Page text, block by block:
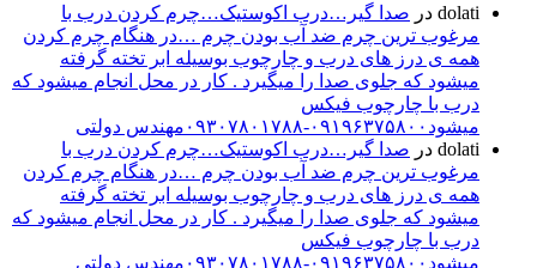
dolati در صدا گیر…درب اکوستیک…چرم کردن درب با
مرغوب ترین چرم ضد آب بودن چرم …در هنگام چرم کردن
همه ی درز های درب و چارچوب بوسیله ابر تخته گرفته
میشود که جلوی صدا را میگیرد . کار در محل انجام میشود که
درب با چارچوب فیکس
میشود۰۹۱۹۶۳۷۵۸۰۰-۰۹۳۰۷۸۰۱۷۸۸مهندس دولتی
dolati در صدا گیر…درب اکوستیک…چرم کردن درب با
مرغوب ترین چرم ضد آب بودن چرم …در هنگام چرم کردن
همه ی درز های درب و چارچوب بوسیله ابر تخته گرفته
میشود که جلوی صدا را میگیرد . کار در محل انجام میشود که
درب با چارچوب فیکس
میشود۰۹۱۹۶۳۷۵۸۰۰-۰۹۳۰۷۸۰۱۷۸۸مهندس دولتی